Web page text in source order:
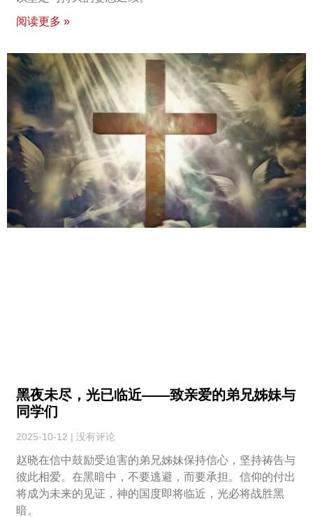
阅读更多 »
黑夜未尽，光已临近——致亲爱的弟兄姊妹与
同学们
2025-10-12 没有评论
赵晓在信中鼓励受迫害的弟兄姊妹保持信心，坚持祷告与
彼此相爱。在黑暗中，不要逃避，而要承担。信仰的付出
将成为未来的见证，神的国度即将临近，光必将战胜黑
暗。